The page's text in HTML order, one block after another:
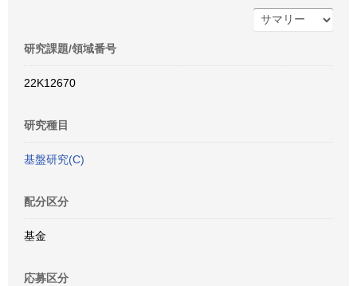
研究課題/領域番号
22K12670
研究種目
基盤研究(C)
配分区分
基金
応募区分